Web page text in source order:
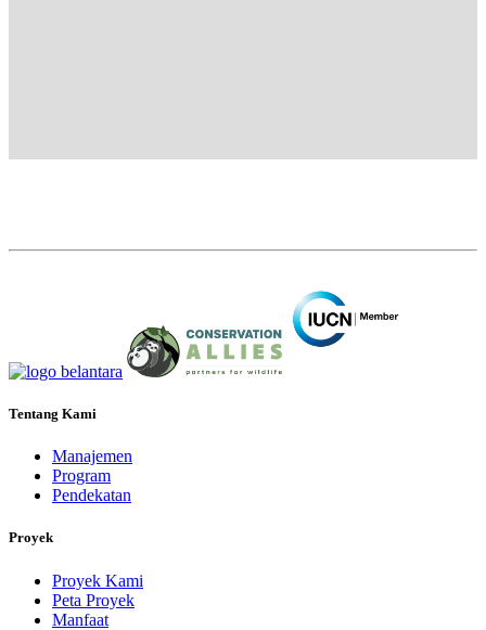
Tentang Kami
Manajemen
Program
Pendekatan
Proyek
Proyek Kami
Peta Proyek
Manfaat